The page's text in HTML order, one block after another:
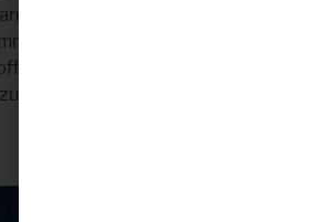
zu erhöhen, Wege der
zu stärken. Da Fußball
Angehörigen und der
fördern. Weitere Informationen